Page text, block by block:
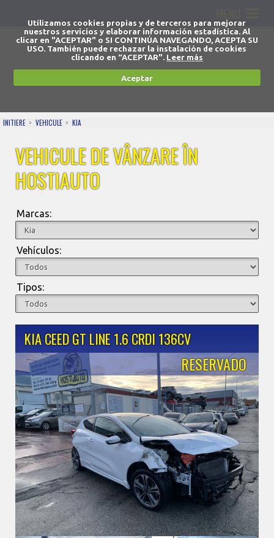
Utilizamos cookies propias y de terceros para mejorar
nuestros servicios y elaborar información estadística. Al
clicar en "ACEPTAR" o SI CONTINÚA NAVEGANDO, ACEPTA SU
USO. También puede rechazar la instalación de cookies
clicando en “ACEPTAR". Leer más
Aceptar
INITIERE VEHICULE KIA
VEHICULE DE VÂNZARE ÎN
HOSTIAUTO
Marcas:
Vehículos:
Tipos:
KIA CEED GT LINE 1.6 CRDI 136CV
RESERVADO